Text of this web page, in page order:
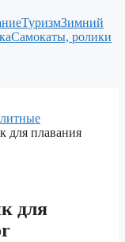
ТуризмЗимний
Самокаты, ролики
для плавания
для